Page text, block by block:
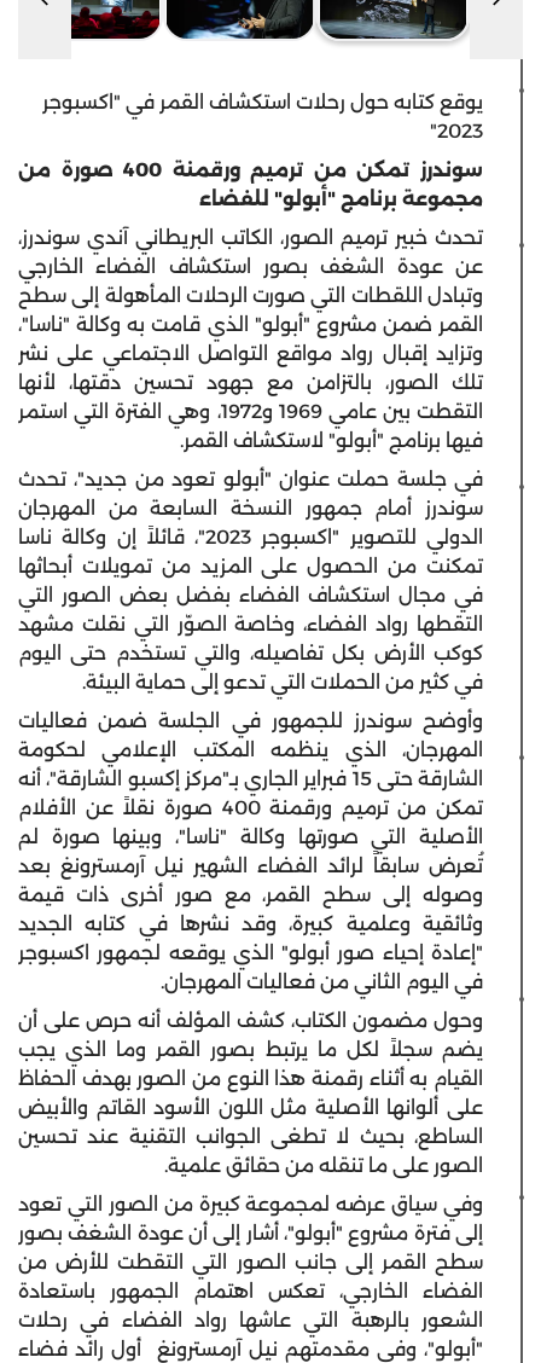
يوقع كتابه حول رحلات استكشاف القمر في "اكسبوجر
2023"
سوندرز تمكن من ترميم ورقمنة 400 صورة من
مجموعة برنامج "أبولو" للفضاء
تحدث خبير ترميم الصور، الكاتب البريطاني آندي سوندرز،
عن عودة الشغف بصور استكشاف الفضاء الخارجي
وتبادل اللقطات التي صورت الرحلات المأهولة إلى سطح
القمر ضمن مشروع "أبولو" الذي قامت به وكالة "ناسا"،
وتزايد إقبال رواد مواقع التواصل الاجتماعي على نشر
تلك الصور، بالتزامن مع جهود تحسين دقتها، لأنها
التقطت بين عامي 1969 و1972، وهي الفترة التي استمر
فيها برنامج "أبولو" لاستكشاف القمر.
في جلسة حملت عنوان "أبولو تعود من جديد"، تحدث
سوندرز أمام جمهور النسخة السابعة من المهرجان
الدولي للتصوير "اكسبوجر 2023"، قائلاً إن وكالة ناسا
تمكنت من الحصول على المزيد من تمويلات أبحاثها
في مجال استكشاف الفضاء بفضل بعض الصور التي
التقطها رواد الفضاء، وخاصة الصوّر التي نقلت مشهد
كوكب الأرض بكل تفاصيله، والتي تستخدم حتى اليوم
في كثير من الحملات التي تدعو إلى حماية البيئة.
وأوضح سوندرز للجمهور في الجلسة ضمن فعاليات
المهرجان، الذي ينظمه المكتب الإعلامي لحكومة
الشارقة حتى 15 فبراير الجاري بـ"مركز إكسبو الشارقة"، أنه
تمكن من ترميم ورقمنة 400 صورة نقلاً عن الأفلام
الأصلية التي صورتها وكالة "ناسا"، وبينها صورة لم
تُعرض سابقاً لرائد الفضاء الشهير نيل آرمسترونغ بعد
وصوله إلى سطح القمر، مع صور أخرى ذات قيمة
وثائقية وعلمية كبيرة، وقد نشرها في كتابه الجديد
"إعادة إحياء صور أبولو" الذي يوقعه لجمهور اكسبوجر
في اليوم الثاني من فعاليات المهرجان.
وحول مضمون الكتاب، كشف المؤلف أنه حرص على أن
يضم سجلاً لكل ما يرتبط بصور القمر وما الذي يجب
القيام به أثناء رقمنة هذا النوع من الصور بهدف الحفاظ
على ألوانها الأصلية مثل اللون الأسود القاتم والأبيض
الساطع، بحيث لا تطغى الجوانب التقنية عند تحسين
الصور على ما تنقله من حقائق علمية.
وفي سياق عرضه لمجموعة كبيرة من الصور التي تعود
إلى فترة مشروع "أبولو"، أشار إلى أن عودة الشغف بصور
سطح القمر إلى جانب الصور التي التقطت للأرض من
الفضاء الخارجي، تعكس اهتمام الجمهور باستعادة
الشعور بالرهبة التي عاشها رواد الفضاء في رحلات
"أبولو"، وفي مقدمتهم نيل آرمسترونغ ‏ أول رائد فضاء